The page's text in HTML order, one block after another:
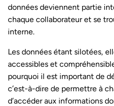
données deviennent partie
chaque collaborateur et se
interne.
Les données étant silotées,
accessibles et
pourquoi il est important de
c’est-à-dire de permettre à
d’accéder aux informations